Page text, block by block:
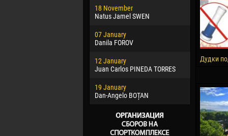
18 November
Natus Jamel SWEN
07 January
Danila FOROV
12 January
Juan Carlos PINEDA TORRES
19 January
Dan-Angelo BOȚAN
Jayder
22 March
Samba
Vitor Hugo
Raí
Дудки